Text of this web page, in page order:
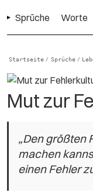
Sprüche Worte
Startseite / Sprüche /
Mut zur
„Den größten
machen
einen Fehler